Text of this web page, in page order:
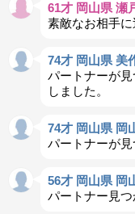
61才 岡山県 瀬
素敵なお相手に
74才 岡山県 美
パートナーが
しました。
74才 岡山県 岡
パートナーが見
56才 岡山県 岡
パートナー見